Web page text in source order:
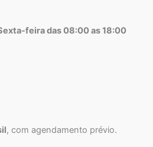
feira das 08:00 as 18:00
, com agendamento prévio.